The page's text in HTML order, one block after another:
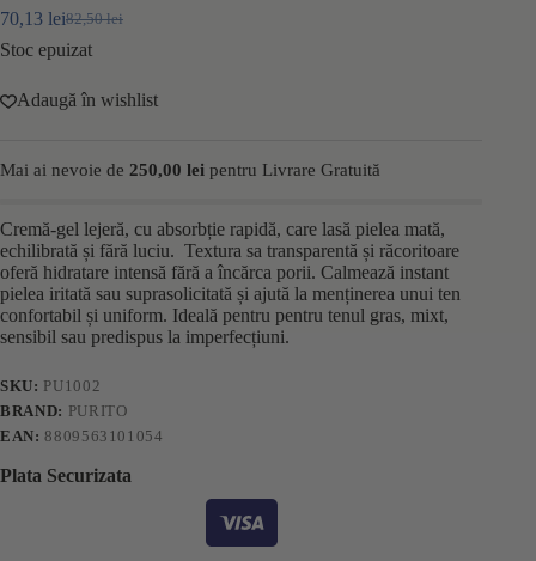
82,50lei
Prețul
inițial
fost:
82,50 lei.
70,13 leiPrețul
curent
70,13 lei.
Stoc epuizat
Adaugă în wishlist
Mai ai nevoie de 250,00 lei pentru Livrare Gratuită
Cremă-gel lejeră, cu absorbție rapidă, care lasă pielea mată,
echilibrată și fără luciu. Textura sa transparentă și răcoritoare
oferă hidratare intensă fără a încărca porii. Calmează instant
pielea iritată sau suprasolicitată și ajută la menținerea unui ten
confortabil și uniform. Ideală pentru pentru tenul gras, mixt,
sensibil sau predispus la imperfecțiuni.
SKU: PU1002
BRAND: PURITO
EAN:8809563101054
Plata Securizata